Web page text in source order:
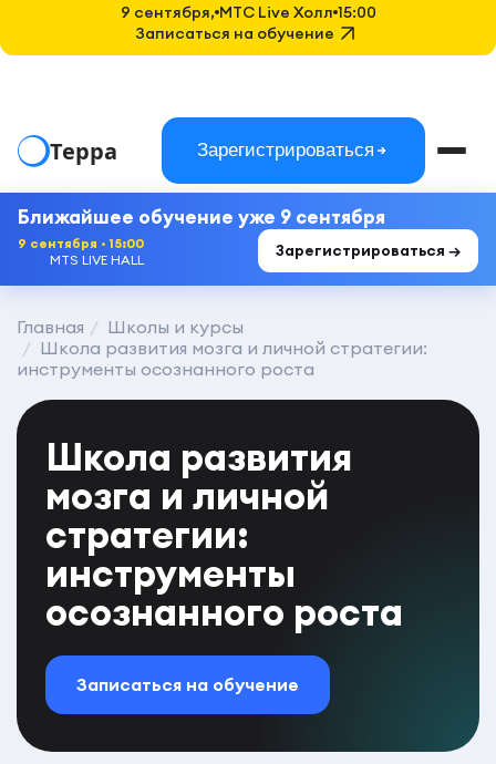
Терра Зарегистрироваться
Ближайшее обучение уже 9 сентября
9 сентября · 15:00
MTS LIVE HALL
Зарегистрироваться →
Главная
Школы и курсы
Школа развития мозга и личной стратегии:
инструменты осознанного роста
Школа развития
мозга и личной
стратегии:
инструменты
осознанного роста
Записаться на обучение
9 сентября, MTC Live Холл 15:00
Записаться на обучение